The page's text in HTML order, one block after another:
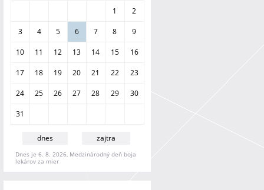
1 2
3 4 5 6 7 8 9
10 11 12 13 14 15 16
17 18 19 20 21 22 23
24 25 26 27 28 29 30
31
dnes zajtra
Dnes je 6. 8. 2026, Medzinárodný deň boja
lekárov za mier